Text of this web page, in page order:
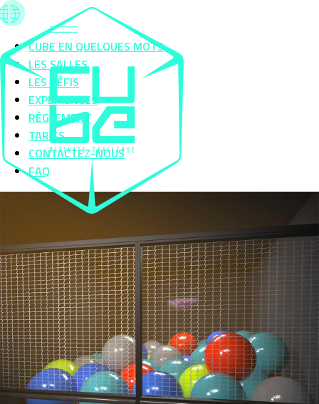
CUBE EN QUELQUES MOTS
LES SALLES
LES DÉFIS
EXPÉRIENCES
RÈGLEMENT
TARIFS
CONTACTEZ-NOUS
FAQ